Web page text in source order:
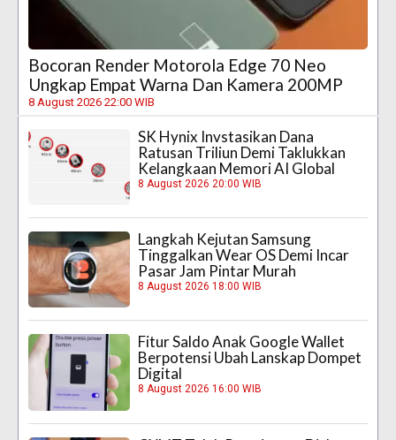
Bocoran Render Motorola Edge 70 Neo
Ungkap Empat Warna Dan Kamera 200MP
8 August 2026 22:00 WIB
SK Hynix Invstasikan Dana
Ratusan Triliun Demi Taklukkan
Kelangkaan Memori AI Global
8 August 2026 20:00 WIB
Langkah Kejutan Samsung
Tinggalkan Wear OS Demi Incar
Pasar Jam Pintar Murah
8 August 2026 18:00 WIB
Fitur Saldo Anak Google Wallet
Berpotensi Ubah Lanskap Dompet
Digital
8 August 2026 16:00 WIB